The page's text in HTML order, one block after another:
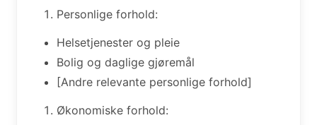
Personlige forhold:
Helsetjenester og pleie
Bolig og daglige gjøremål
[Andre relevante personlige forhold]
Økonomiske forhold: